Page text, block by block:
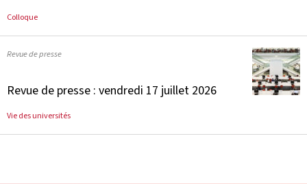
Colloque
Revue de presse
Revue de presse : vendredi 17 juillet 2026
Vie des universités